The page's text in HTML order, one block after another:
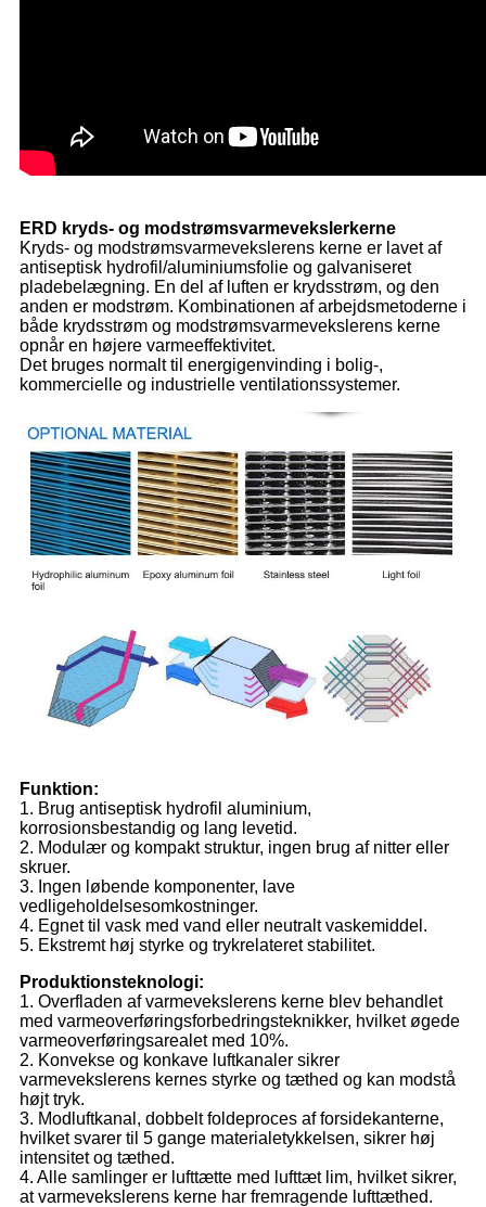
ERD kryds- og modstrømsvarmevekslerkerne
Kryds- og modstrømsvarmevekslerens kerne er lavet af
antiseptisk hydrofil/aluminiumsfolie og galvaniseret
pladebelægning. En del af luften er krydsstrøm, og den
anden er modstrøm. Kombinationen af ​​arbejdsmetoderne i
både krydsstrøm og modstrømsvarmevekslerens kerne
opnår en højere varmeeffektivitet.
Det bruges normalt til energigenvinding i bolig-,
kommercielle og industrielle ventilationssystemer.
Funktion:
1. Brug antiseptisk hydrofil aluminium,
korrosionsbestandig og lang levetid.
2. Modulær og kompakt struktur, ingen brug af nitter eller
skruer.
3. Ingen løbende komponenter, lave
vedligeholdelsesomkostninger.
4. Egnet til vask med vand eller neutralt vaskemiddel.
5. Ekstremt høj styrke og trykrelateret stabilitet.
Produktionsteknologi:
1. Overfladen af ​​varmevekslerens kerne blev behandlet
med varmeoverføringsforbedringsteknikker, hvilket øgede
varmeoverføringsarealet med 10%.
2. Konvekse og konkave luftkanaler sikrer
varmevekslerens kernes styrke og tæthed og kan modstå
højt tryk.
3. Modluftkanal, dobbelt foldeproces af forsidekanterne,
hvilket svarer til 5 gange materialetykkelsen, sikrer høj
intensitet og tæthed.
4. Alle samlinger er lufttætte med lufttæt lim, hvilket sikrer,
at varmevekslerens kerne har fremragende lufttæthed.